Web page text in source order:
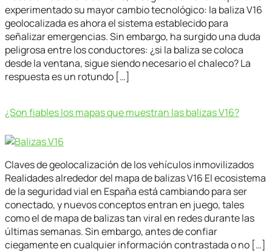
experimentado su mayor cambio tecnológico: la baliza V16
geolocalizada es ahora el sistema establecido para
señalizar emergencias. Sin embargo, ha surgido una duda
peligrosa entre los conductores: ¿si la baliza se coloca
desde la ventana, sigue siendo necesario el chaleco? La
respuesta es un rotundo […]
¿Son fiables los mapas que muestran las balizas V16?
Claves de geolocalización de los vehículos inmovilizados
Realidades alrededor del mapa de balizas V16 El ecosistema
de la seguridad vial en España está cambiando para ser
conectado, y nuevos conceptos entran en juego, tales
como el de mapa de balizas tan viral en redes durante las
últimas semanas. Sin embargo, antes de confiar
ciegamente en cualquier información contrastada o no […]